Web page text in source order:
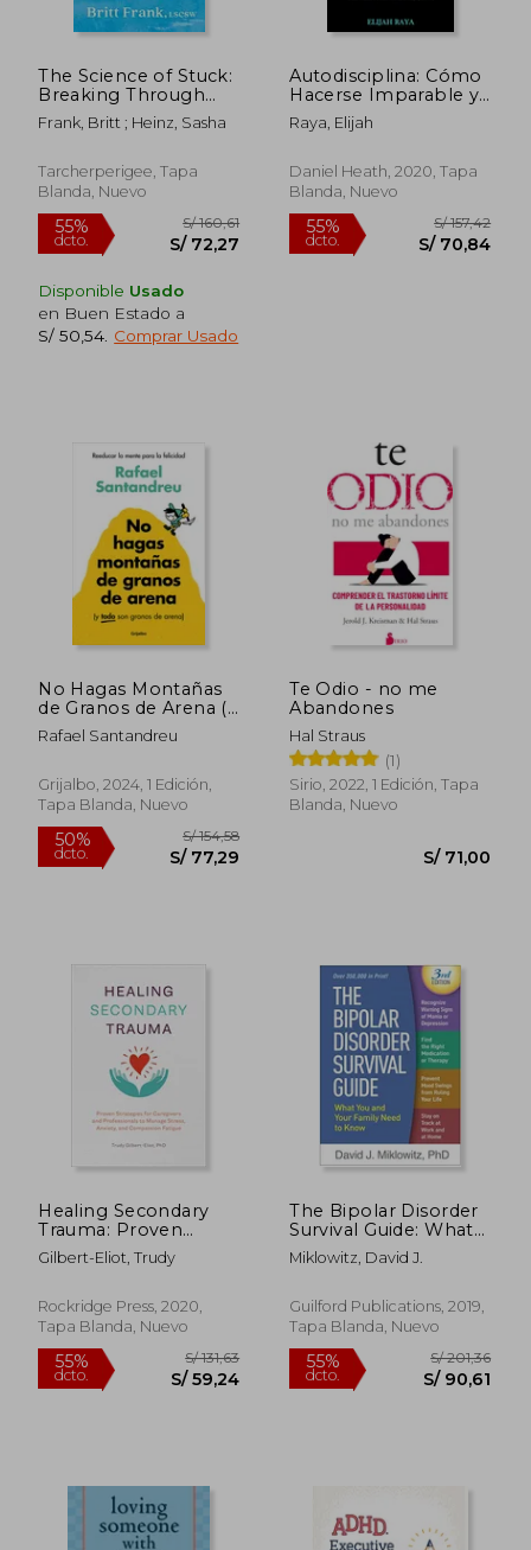
55% S/ 160,61
The Science of Stuck:
Breaking Through
Inertia to Find Your
Path Forward (en
Frank, Britt ; Heinz, Sasha
Tarcherperigee, Tapa
Blanda, Nuevo
Disponible Usado
en Buen Estado a
S/ 50,54 Comprar Usado
Autodisciplina: Cómo
Hacerse Imparable y
Hacer las Cosas
Raya, Elijah
Daniel Heath, 2020, Tapa
Blanda, Nuevo
No Hagas Montañas
de Granos de Arena (Y
Todo Son Granos de
Arena) / Don't Make a
Molehill (and
Everything Is a
Rafael Santandreu
Grijalbo, 2024, 1 Edición,
Tapa Blanda, Nuevo
Te Odio - no me
Abandones
Hal Straus
(1)
Sirio, 2022, 1 Edición, Tapa
Blanda, Nuevo
Healing Secondary
Trauma: Proven
Strategies for
Caregivers and
Manage Stress,
Anxiety, and
(en Inglés)
Gilbert-Eliot, Trudy
Rockridge Press, 2020,
Tapa Blanda, Nuevo
The Bipolar Disorder
Survival Guide: What
you and Your Family
Need to Know (en
Miklowitz, David J.
Guilford Publications, 2019,
Tapa Blanda, Nuevo